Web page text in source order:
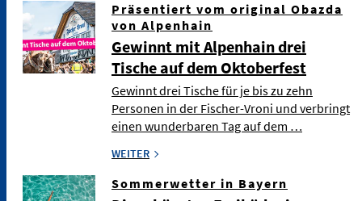
Präsentiert vom original Obazda
von Alpenhain
Gewinnt mit Alpenhain drei
Tische auf dem Oktoberfest
Gewinnt drei Tische für je bis zu zehn
Personen in der Fischer-Vroni und verbringt
einen wunderbaren Tag auf dem …
WEITER
Sommerwetter in Bayern